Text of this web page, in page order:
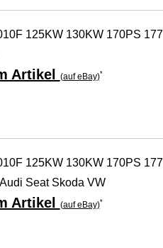
125KW 130KW 170PS
Artikel (auf eBay)*
125KW 130KW 170PS
Seat Skoda VW
Artikel (auf eBay)*